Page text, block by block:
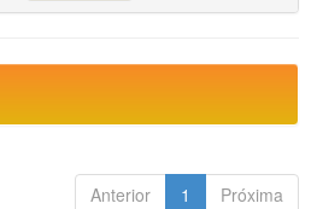
Anterior 1 Próxima